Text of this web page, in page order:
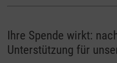
Ihre Spende wirkt:
Unterstützung für